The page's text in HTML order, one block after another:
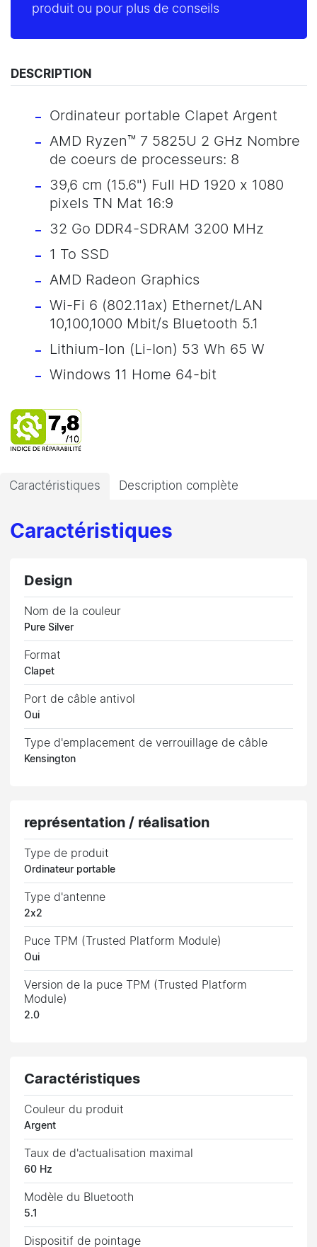
produit ou pour plus de conseils
DESCRIPTION
Ordinateur portable Clapet Argent
AMD Ryzen™ 7 5825U 2 GHz Nombre
de coeurs de processeurs: 8
39,6 cm (15.6") Full HD 1920 x 1080
pixels TN Mat 16:9
32 Go DDR4-SDRAM 3200 MHz
1 To SSD
AMD Radeon Graphics
Wi-Fi 6 (802.11ax) Ethernet/LAN
10,100,1000 Mbit/s Bluetooth 5.1
Lithium-Ion (Li-Ion) 53 Wh 65 W
Windows 11 Home 64-bit
Caractéristiques Description complète
Caractéristiques
Design
Nom de la couleur
Pure Silver
Format
Clapet
Port de câble antivol
Oui
Type d'emplacement de verrouillage de câble
Kensington
représentation / réalisation
Type de produit
Ordinateur portable
Type d'antenne
2x2
Puce TPM (Trusted Platform Module)
Oui
Version de la puce TPM (Trusted Platform
Module)
2.0
Caractéristiques
Couleur du produit
Argent
Taux de d'actualisation maximal
60 Hz
Modèle du Bluetooth
5.1
Dispositif de pointage